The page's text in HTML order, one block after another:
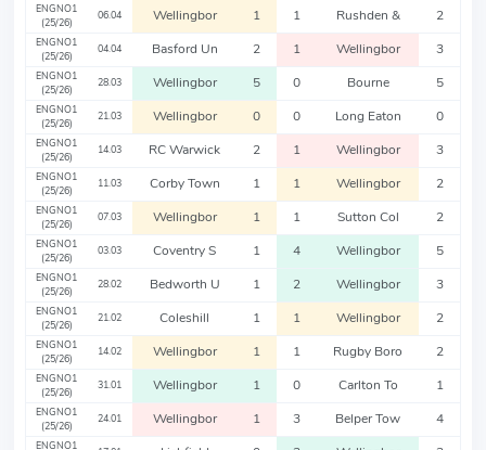
ENGNO1
(25/26)
06.04 Wellingbor 1 1 Rushden & 2
ENGNO1
(25/26)
04.04 Basford Un 2 1 Wellingbor 3
ENGNO1
(25/26)
28.03 Wellingbor 5 0 Bourne 5
ENGNO1
(25/26)
21.03 Wellingbor 0 0 Long Eaton 0
ENGNO1
(25/26)
14.03 RC Warwick 2 1 Wellingbor 3
ENGNO1
(25/26)
11.03 Corby Town 1 1 Wellingbor 2
ENGNO1
(25/26)
07.03 Wellingbor 1 1 Sutton Col 2
ENGNO1
(25/26)
03.03 Coventry S 1 4 Wellingbor 5
ENGNO1
(25/26)
28.02 Bedworth U 1 2 Wellingbor 3
ENGNO1
(25/26)
21.02 Coleshill 1 1 Wellingbor 2
ENGNO1
(25/26)
14.02 Wellingbor 1 1 Rugby Boro 2
ENGNO1
(25/26)
31.01 Wellingbor 1 0 Carlton To 1
ENGNO1
(25/26)
24.01 Wellingbor 1 3 Belper Tow 4
ENGNO1